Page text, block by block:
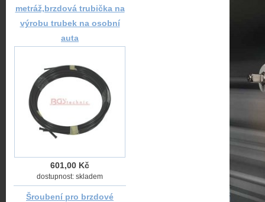
metráž,brzdová trubička na
výrobu trubek na osobní
auta
601,00 Kč
dostupnost: skladem
Šroubení pro brzdové